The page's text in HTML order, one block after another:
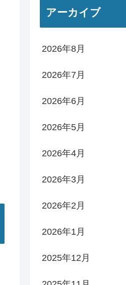
アーカイブ
2026年8月
2026年7月
2026年6月
2026年5月
2026年4月
2026年3月
2026年2月
2026年1月
2025年12月